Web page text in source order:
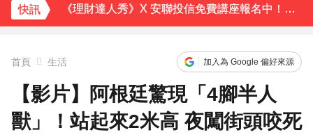
快訊 《理財達人秀》X 安聯投信免費講座報名中！搶先卡位 2027
內政部向憲法法庭遞狀 聲請解散統促黨
首頁 生活 加入為 Google 偏好來源
【影片】阿根廷驚現「4腳半人
獸」！站起來2米高 夜闖街頭咬死